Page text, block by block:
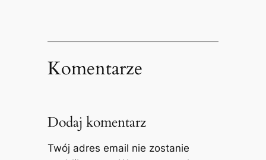
Komentarze
Dodaj komentarz
Twój adres email nie zostanie